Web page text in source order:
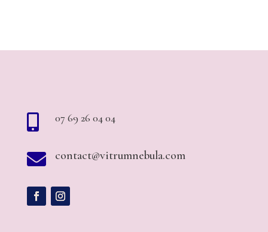
 07 69 26 04 04
 contact@vitrumnebula.com